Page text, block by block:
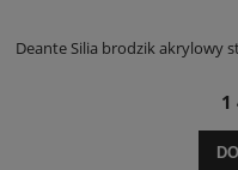
Deante Silia brodzik akrylowy
1